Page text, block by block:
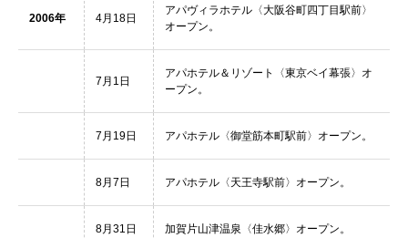
2006年 4月18日
アパヴィラホテル〈大阪谷町四丁目駅前〉
オープン。
7月1日
アパホテル＆リゾート〈東京ベイ幕張〉オ
ープン。
7月19日 アパホテル〈御堂筋本町駅前〉オープン。
8月7日 アパホテル〈天王寺駅前〉オープン。
8月31日 加賀片山津温泉〈佳水郷〉オープン。